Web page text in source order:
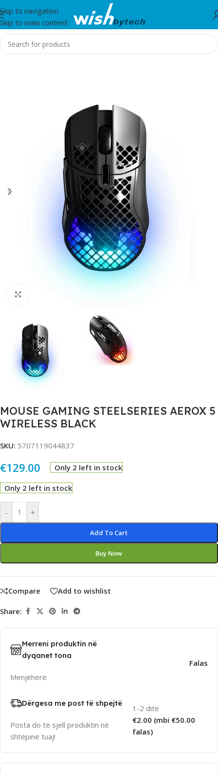
Skip to navigation
Skip to main content
Home/Steelseries
MOUSE GAMING STEELSERIES AEROX 5
WIRELESS BLACK
SKU: 5707119044837
€129.00 Only 2 left in stock
Only 2 left in stock
- +
Add To Cart
Buy Now
Alternative:
Compare Add to wishlist
Share:
Merreni produktin në
dyqanet tona
Menjëherë
Falas
Dërgesa me post të shpejtë
Posta do të sjell produktin në
shtëpinë tuaj!
1-2 ditë
€2.00 (mbi €50.00
falas)